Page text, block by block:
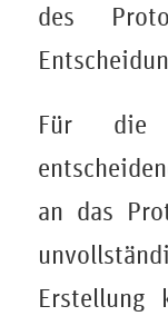
des
Für die
an das
Erstellung